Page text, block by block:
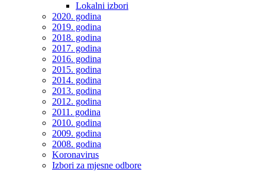
Lokalni izbori
2020. godina
2019. godina
2018. godina
2017. godina
2016. godina
2015. godina
2014. godina
2013. godina
2012. godina
2011. godina
2010. godina
2009. godina
2008. godina
Koronavirus
Izbori za mjesne odbore